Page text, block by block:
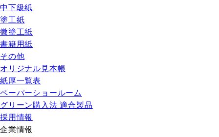
中下級紙
塗工紙
微塗工紙
書籍用紙
その他
オリジナル見本帳
紙厚一覧表
ペーパーショールーム
グリーン購入法 適合製品
採用情報
企業情報